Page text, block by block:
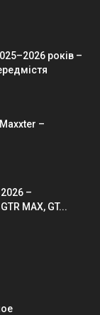
років –
–
–
MAX, GT...